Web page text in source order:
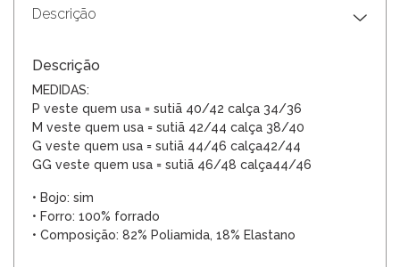
Descrição
Descrição
MEDIDAS:
P veste quem usa = sutiã 40/42 calça 34/36
M veste quem usa = sutiã 42/44 calça 38/40
G veste quem usa = sutiã 44/46 calça42/44
GG veste quem usa = sutiã 46/48 calça44/46
• Bojo: sim
• Forro: 100% forrado
• Composição: 82% Poliamida, 18% Elastano